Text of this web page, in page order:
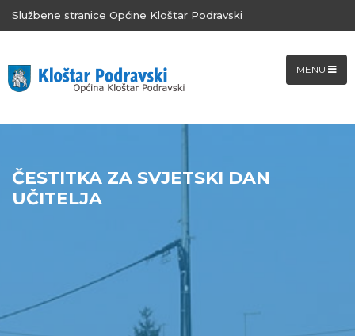
Službene stranice Općine Kloštar Podravski
MENU
ČESTITKA ZA SVJETSKI DAN
UČITELJA